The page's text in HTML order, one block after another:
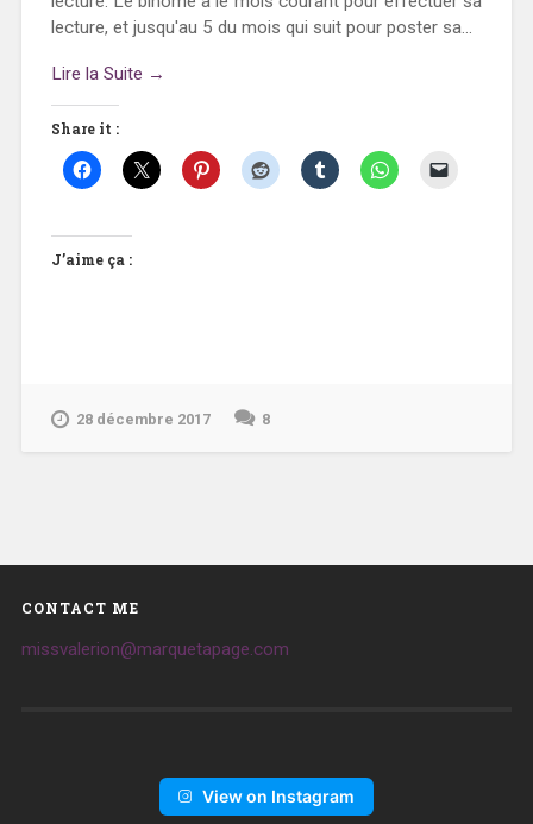
lecture, et jusqu'au 5 du mois qui suit pour poster sa...
Lire la Suite →
Share it :
J’aime ça :
28 décembre 2017 8
CONTACT ME
missvalerion@marquetapage.com
View on Instagram